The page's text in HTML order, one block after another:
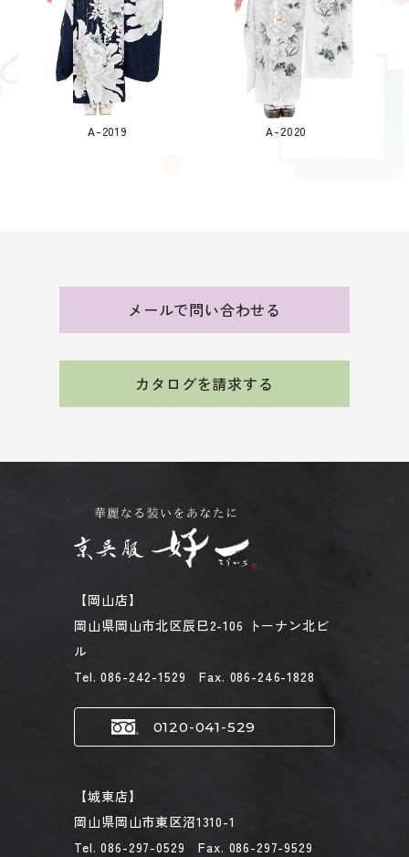
A-2019 A-2020
メールで問い合わせる
カタログを請求する
【岡山店】
岡山県岡山市北区辰巳2-106 トーナン北ビ
ル
Tel. 086-242-1529 Fax. 086-246-1828
0120-041-529
【城東店】
岡山県岡山市東区沼1310-1
Tel. 086-297-0529 Fax. 086-297-9529